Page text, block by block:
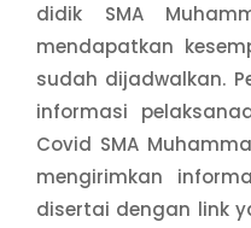
didik SMA
mendapatkan
sudah dijadwalkan.
informasi
Covid SMA
mengirimkan
disertai dengan link